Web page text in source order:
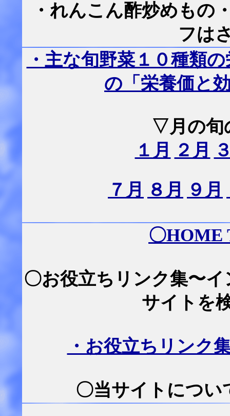
・れんこん酢炒めもの
フは
・主な旬野菜１０種類
の「栄養価と
▽月の旬
１月
２月
７月 ８月 ９月
〇HOME
〇お役立ちリンク集〜
サイトを
・お役立ちリンク
〇当サイトについ